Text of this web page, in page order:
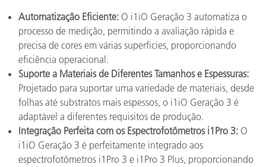
Automatização Eficiente: O i1iO Geração 3 automatiza o
processo de medição, permitindo a avaliação rápida e
precisa de cores em várias superfícies, proporcionando
eficiência operacional.
Suporte a Materiais de Diferentes Tamanhos e Espessuras:
Projetado para suportar uma variedade de materiais, desde
folhas até substratos mais espessos, o i1iO Geração 3 é
adaptável a diferentes requisitos de produção.
Integração Perfeita com os Espectrofotômetros i1Pro 3: O
i1iO Geração 3 é perfeitamente integrado aos
espectrofotômetros i1Pro 3 e i1Pro 3 Plus, proporcionando